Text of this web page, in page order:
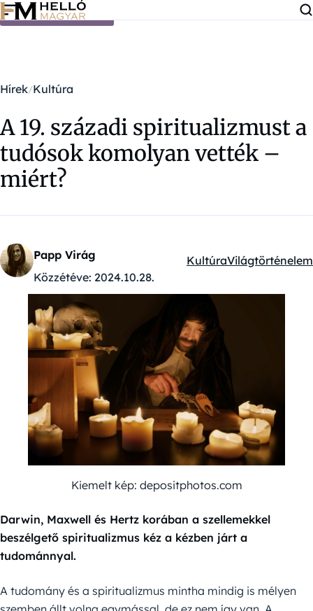
Ugrás a tartalomra
Hírek Kultúra
A 19. századi spiritualizmust a
tudósok komolyan vették –
miért?
Papp Virág
Közzétéve: 2024.10.28.
Kategóriák:
KultúraVilágtörténelem
Kiemelt kép: depositphotos.com
Darwin, Maxwell és Hertz korában a szellemekkel
beszélgető spiritualizmus kéz a kézben járt a
tudománnyal.
A tudomány és a spiritualizmus mintha mindig is mélyen